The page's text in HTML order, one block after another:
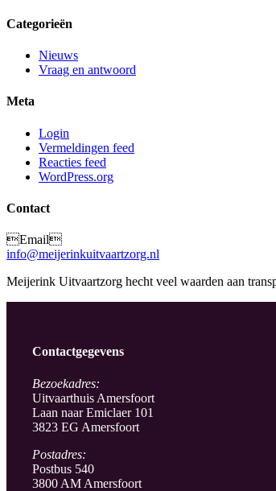
Categorieën
Nieuws
Vraag en antwoord
Meta
Login
Vermeldingen feed
Reacties feed
WordPress.org
Contact
Email
info@meijerinkuitvaartzorg.nl
Meijerink Uitvaartzorg hecht veel waarden aan
Contactgegevens
Bezoekadres:
Uitvaarthuis Amersfoort
Laan naar Emiclaer 101
3823 EG Amersfoort
Postadres:
Postbus 540
3800 AM Amersfoort